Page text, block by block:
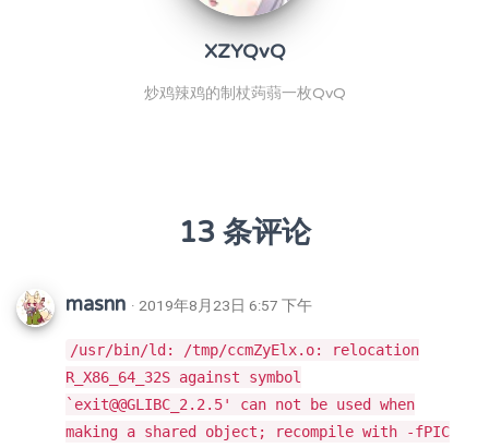
XZYQvQ
炒鸡辣鸡的制杖蒟蒻一枚QvQ
13 条评论
masnn · 2019年8月23日 6:57 下午
/usr/bin/ld: /tmp/ccmZyElx.o: relocation
R_X86_64_32S against symbol
`exit@@GLIBC_2.2.5' can not be used when
making a shared object; recompile with -fPIC